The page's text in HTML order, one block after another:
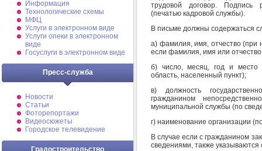
Информация
Технологические схемы
МФЦ
Услуги в электронном виде
Услуги опеки в электронном
виде
Госуслуги в электронном виде
Пресс-служба
Новости
Статьи
Фоторепортажи
Видеосюжеты
Городское телевидение
Градостроительство
трудовой договор. Подпись
(печатью кадровой службы).
В письме должны содержаться
а) фамилия, имя, отчество (при
если фамилия, имя или
б) число, месяц, год и место
область, населенный пункт);
в) должность
гражданином
муниципальной службы (по
г) наименование организации
В случае если с гражданином
сведениями, также